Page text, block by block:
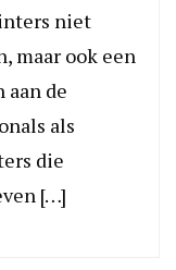
niet
maar ook een
aan de
als
die
[…]